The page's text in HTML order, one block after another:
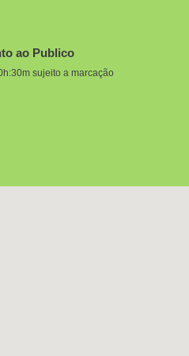
ao Publico
sujeito a marcação